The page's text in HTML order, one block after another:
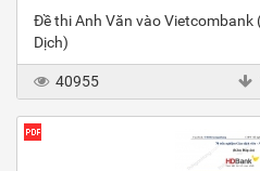
Đề thi Anh Văn vào Vietcombank
Dịch)
40955